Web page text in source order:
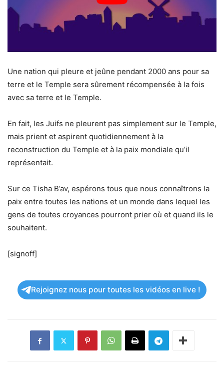
Une nation qui pleure et jeûne pendant 2000 ans pour sa
terre et le Temple sera sûrement récompensée à la fois
avec sa terre et le Temple.
En fait, les Juifs ne pleurent pas simplement sur le Temple,
mais prient et aspirent quotidiennement à la
reconstruction du Temple et à la paix mondiale qu’il
représentait.
Sur ce Tisha B’av, espérons tous que nous connaîtrons la
paix entre toutes les nations et un monde dans lequel les
gens de toutes croyances pourront prier où et quand ils le
souhaitent.
[signoff]
Rejoignez nous pour toutes les vidéos en live !